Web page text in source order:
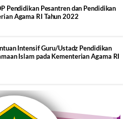
Pendidikan Pesantren dan Pendidikan
Agama RI Tahun 2022
Intensif Guru/Ustadz Pendidikan
Islam pada Kementerian Agama RI